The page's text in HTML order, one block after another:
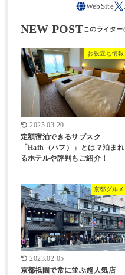
NEW POST
お役立ち情報
2025.03.20
定額宿泊できるサブスク
「Hafh（ハフ）」とは？泊まれ
るホテルや評判もご紹介！
京都グルメ
2023.02.05
京都祇園で常に並ぶ超人気店